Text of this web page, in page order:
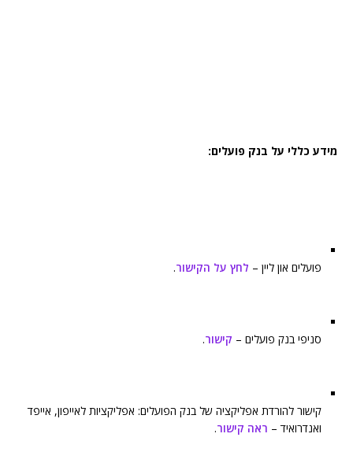
מידע כללי על בנק פועלים:
פועלים און ליין – לחץ על הקישור.
סניפי בנק פועלים – קישור.
קישור להורדת אפליקציה של בנק הפועלים: אפליקציות לאייפון, אייפד
ואנדרואיד – ראה קישור.